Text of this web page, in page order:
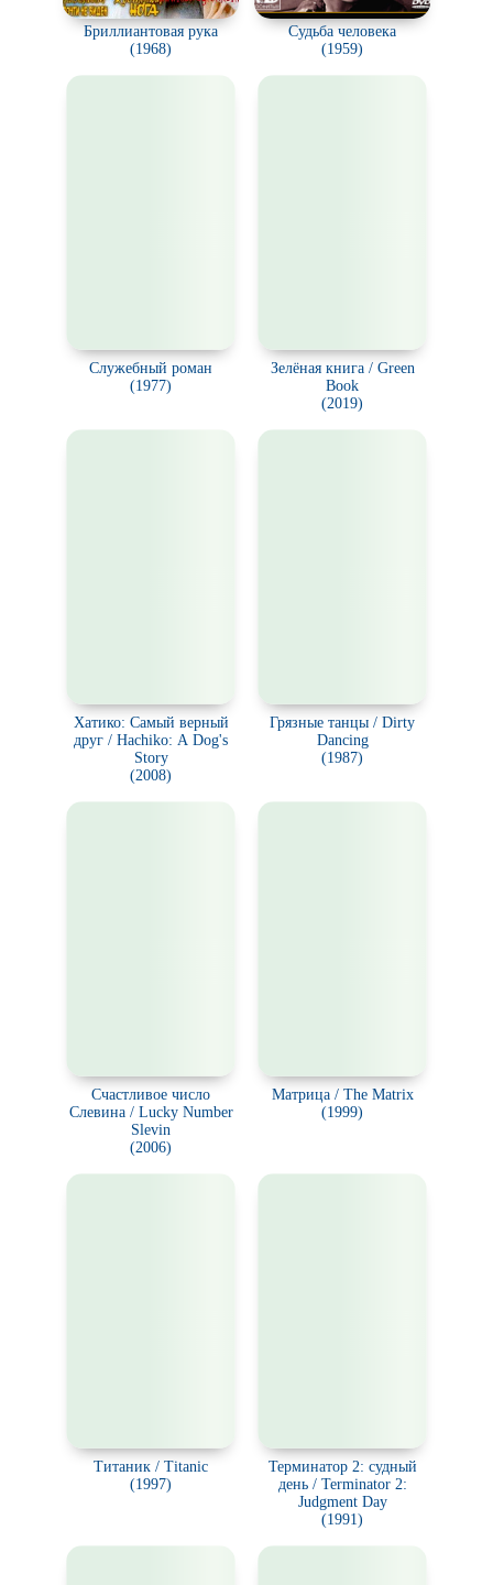
Бриллиантовая рука
(1968)
Судьба человека
(1959)
Служебный роман
(1977)
Зелёная книга / Green
Book
(2019)
Хатико: Самый верный
друг / Hachiko: A Dog's
Story
(2008)
Грязные танцы / Dirty
Dancing
(1987)
Счастливое число
Слевина / Lucky Number
Slevin
(2006)
Матрица / The Matrix
(1999)
Титаник / Titanic
(1997)
Терминатор 2: судный
день / Terminator 2:
Judgment Day
(1991)